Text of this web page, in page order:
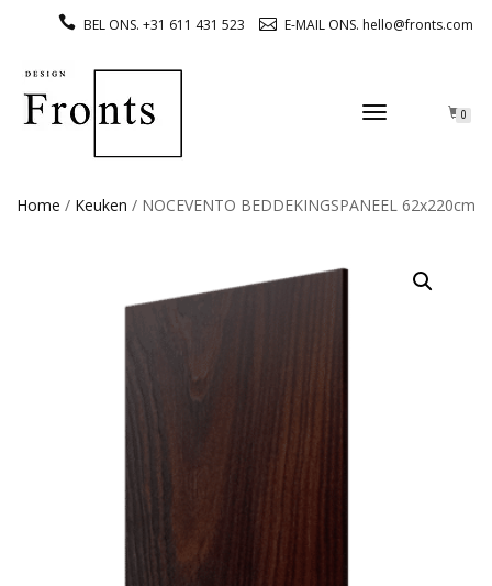
BEL ONS. +31 611 431 523 E-MAIL ONS. hello@fronts.com
TOGGLE
0
Home / Keuken / NOCEVENTO BEDDEKINGSPANEEL 62x220cm